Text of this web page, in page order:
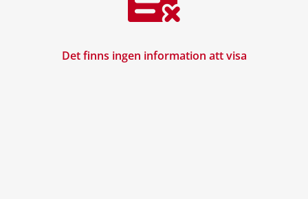
Det finns ingen information att visa